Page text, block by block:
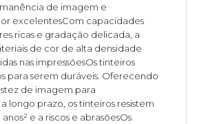
de imagem e
excelentesCom capacidades
ricas e gradação delicada, a
de cor de alta densidade
nas impressõesOs tinteiros
para serem duráveis. Oferecendo
de imagem para
longo prazo, os tinteiros resistem
e a riscos e abrasõesOs